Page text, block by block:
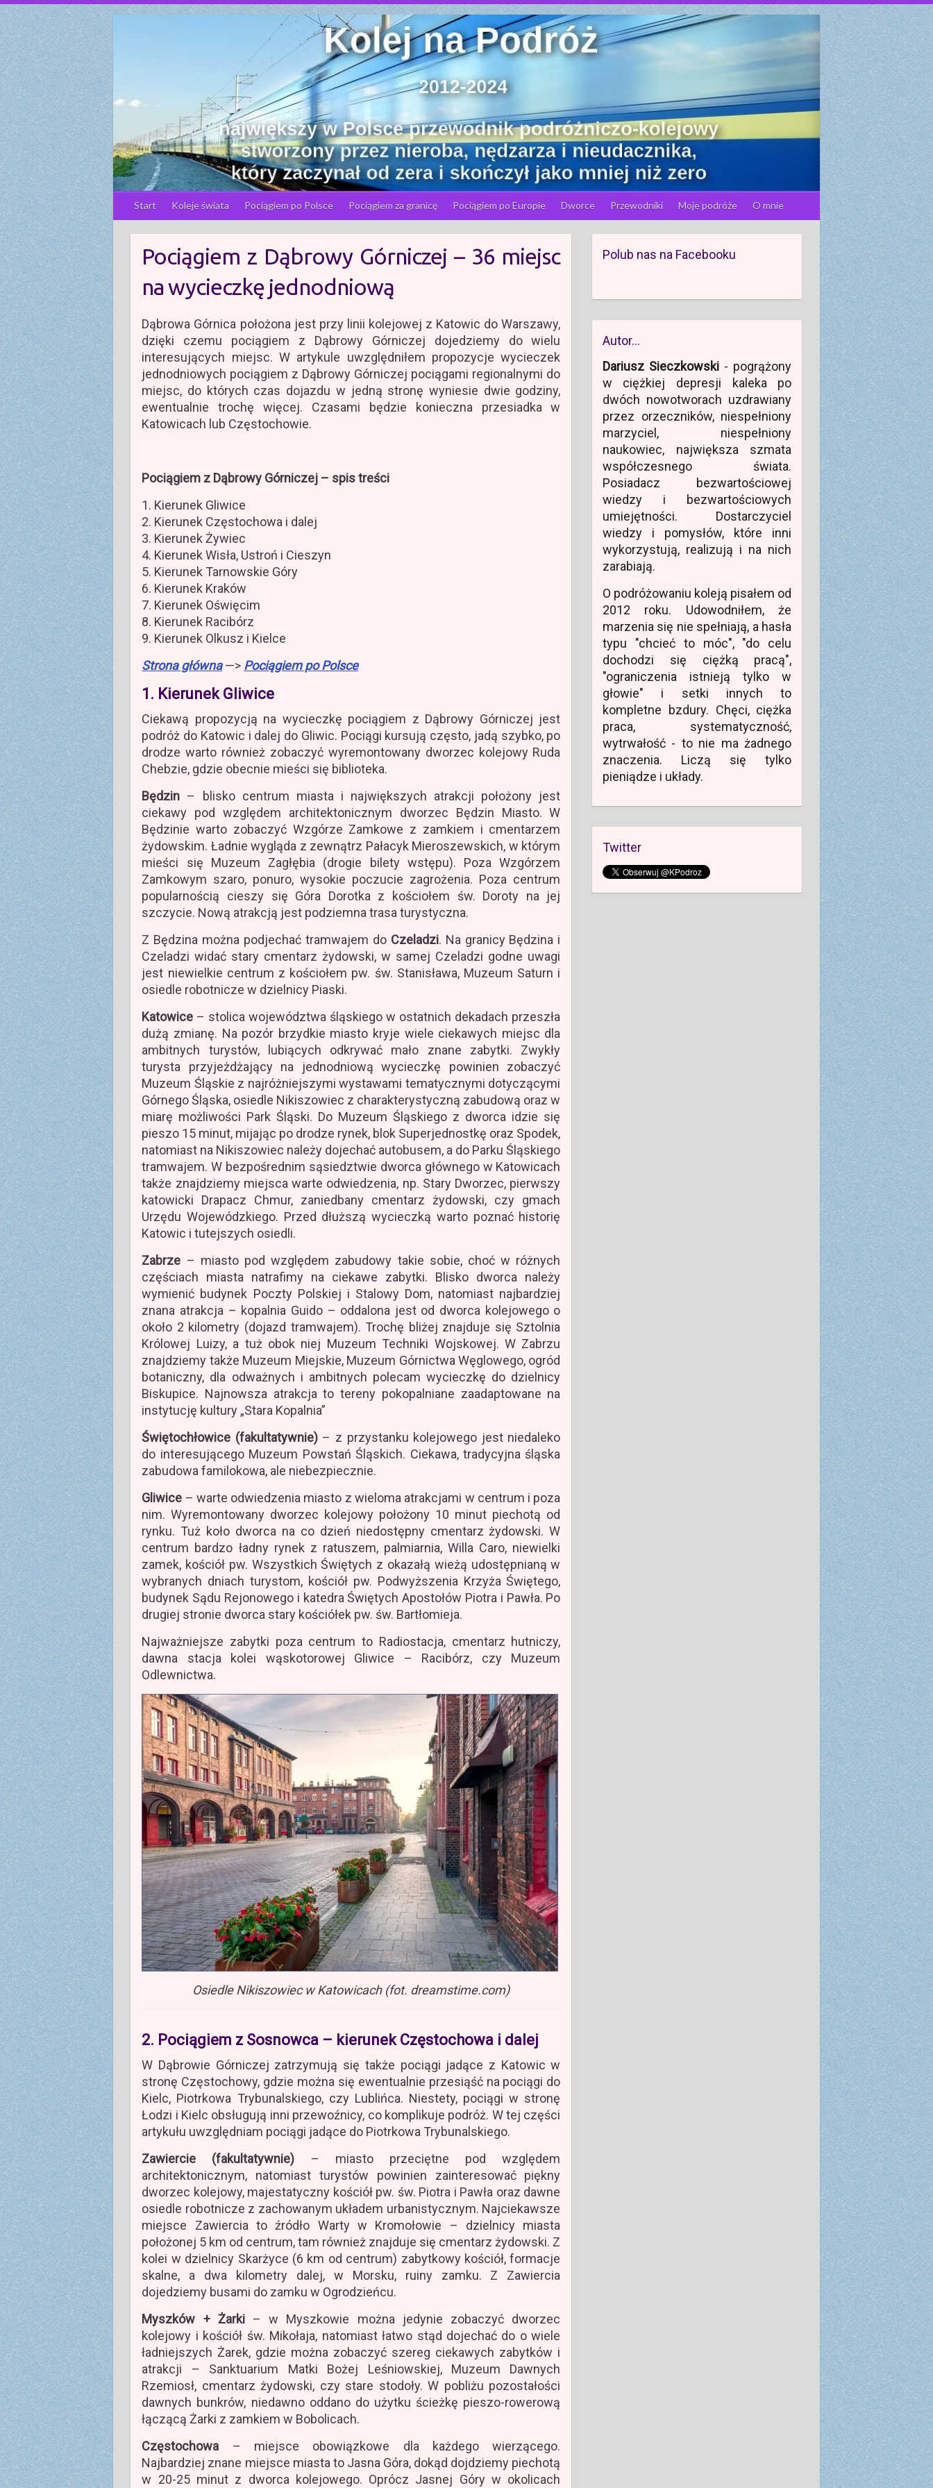
S
k
i
p
t
o
c
o
n
t
e
n
t
Start Koleje świata Pociągiem po Polsce Pociągiem za granicę Pociągiem po Europie Dworce Przewodniki Moje podróże O mnie
Pociągiem z Dąbrowy Górniczej – 36 miejsc
na wycieczkę jednodniową
Dąbrowa Górnica położona jest przy linii kolejowej z Katowic do Warszawy,
dzięki czemu pociągiem z Dąbrowy Górniczej dojedziemy do wielu
interesujących miejsc. W artykule uwzględniłem propozycje wycieczek
jednodniowych pociągiem z Dąbrowy Górniczej pociągami regionalnymi do
miejsc, do których czas dojazdu w jedną stronę wyniesie dwie godziny,
ewentualnie trochę więcej. Czasami będzie konieczna przesiadka w
Katowicach lub Częstochowie.
Pociągiem z Dąbrowy Górniczej – spis treści
1. Kierunek Gliwice
2. Kierunek Częstochowa i dalej
3. Kierunek Żywiec
4. Kierunek Wisła, Ustroń i Cieszyn
5. Kierunek Tarnowskie Góry
6. Kierunek Kraków
7. Kierunek Oświęcim
8. Kierunek Racibórz
9. Kierunek Olkusz i Kielce
Strona główna—> Pociągiem po Polsce
1. Kierunek Gliwice
Ciekawą propozycją na wycieczkę pociągiem z Dąbrowy Górniczej jest
podróż do Katowic i dalej do Gliwic. Pociągi kursują często, jadą szybko, po
drodze warto również zobaczyć wyremontowany dworzec kolejowy Ruda
Chebzie, gdzie obecnie mieści się biblioteka.
Będzin – blisko centrum miasta i największych atrakcji położony jest
ciekawy pod względem architektonicznym dworzec Będzin Miasto. W
Będzinie warto zobaczyć Wzgórze Zamkowe z zamkiem i cmentarzem
żydowskim. Ładnie wygląda z zewnątrz Pałacyk Mieroszewskich, w którym
mieści się Muzeum Zagłębia (drogie bilety wstępu). Poza Wzgórzem
Zamkowym szaro, ponuro, wysokie poczucie zagrożenia. Poza centrum
popularnością cieszy się Góra Dorotka z kościołem św. Doroty na jej
szczycie. Nową atrakcją jest podziemna trasa turystyczna.
Z Będzina można podjechać tramwajem do Czeladzi. Na granicy Będzina i
Czeladzi widać stary cmentarz żydowski, w samej Czeladzi godne uwagi
jest niewielkie centrum z kościołem pw. św. Stanisława, Muzeum Saturn i
osiedle robotnicze w dzielnicy Piaski.
Katowice – stolica województwa śląskiego w ostatnich dekadach przeszła
dużą zmianę. Na pozór brzydkie miasto kryje wiele ciekawych miejsc dla
ambitnych turystów, lubiących odkrywać mało znane zabytki. Zwykły
turysta przyjeżdżający na jednodniową wycieczkę powinien zobaczyć
Muzeum Śląskie z najróżniejszymi wystawami tematycznymi dotyczącymi
Górnego Śląska, osiedle Nikiszowiec z charakterystyczną zabudową oraz w
miarę możliwości Park Śląski. Do Muzeum Śląskiego z dworca idzie się
pieszo 15 minut, mijając po drodze rynek, blok Superjednostkę oraz Spodek,
natomiast na Nikiszowiec należy dojechać autobusem, a do Parku Śląskiego
tramwajem. W bezpośrednim sąsiedztwie dworca głównego w Katowicach
także znajdziemy miejsca warte odwiedzenia, np. Stary Dworzec, pierwszy
katowicki Drapacz Chmur, zaniedbany cmentarz żydowski, czy gmach
Urzędu Wojewódzkiego. Przed dłuższą wycieczką warto poznać historię
Katowic i tutejszych osiedli.
Zabrze – miasto pod względem zabudowy takie sobie, choć w różnych
częściach miasta natrafimy na ciekawe zabytki. Blisko dworca należy
wymienić budynek Poczty Polskiej i Stalowy Dom, natomiast najbardziej
znana atrakcja – kopalnia Guido – oddalona jest od dworca kolejowego o
około 2 kilometry (dojazd tramwajem). Trochę bliżej znajduje się Sztolnia
Królowej Luizy, a tuż obok niej Muzeum Techniki Wojskowej. W Zabrzu
znajdziemy także Muzeum Miejskie, Muzeum Górnictwa Węglowego, ogród
botaniczny, dla odważnych i ambitnych polecam wycieczkę do dzielnicy
Biskupice. Najnowsza atrakcja to tereny pokopalniane zaadaptowane na
instytucję kultury „Stara Kopalnia”
Świętochłowice (fakultatywnie)– z przystanku kolejowego jest niedaleko
do interesującego Muzeum Powstań Śląskich. Ciekawa, tradycyjna śląska
zabudowa familokowa, ale niebezpiecznie.
Gliwice – warte odwiedzenia miasto z wieloma atrakcjami w centrum i poza
nim. Wyremontowany dworzec kolejowy położony 10 minut piechotą od
rynku. Tuż koło dworca na co dzień niedostępny cmentarz żydowski. W
centrum bardzo ładny rynek z ratuszem, palmiarnia, Willa Caro, niewielki
zamek, kościół pw. Wszystkich Świętych z okazałą wieżą udostępnianą w
wybranych dniach turystom, kościół pw. Podwyższenia Krzyża Świętego,
budynek Sądu Rejonowego i katedra Świętych Apostołów Piotra i Pawła. Po
drugiej stronie dworca stary kościółek pw. św. Bartłomieja.
Najważniejsze zabytki poza centrum to Radiostacja, cmentarz hutniczy,
dawna stacja kolei wąskotorowej Gliwice – Racibórz, czy Muzeum
Odlewnictwa.
Osiedle Nikiszowiec w Katowicach (fot. dreamstime.com)
2. Pociągiem z Sosnowca – kierunek Częstochowa i dalej
W Dąbrowie Górniczej zatrzymują się także pociągi jadące z Katowic w
stronę Częstochowy, gdzie można się ewentualnie przesiąść na pociągi do
Kielc, Piotrkowa Trybunalskiego, czy Lublińca. Niestety, pociągi w stronę
Łodzi i Kielc obsługują inni przewoźnicy, co komplikuje podróż. W tej części
artykułu uwzględniam pociągi jadące do Piotrkowa Trybunalskiego.
Zawiercie (fakultatywnie) – miasto przeciętne pod względem
architektonicznym, natomiast turystów powinien zainteresować piękny
dworzec kolejowy, majestatyczny kościół pw. św. Piotra i Pawła oraz dawne
osiedle robotnicze z zachowanym układem urbanistycznym. Najciekawsze
miejsce Zawiercia to źródło Warty w Kromołowie – dzielnicy miasta
położonej 5 km od centrum, tam również znajduje się cmentarz żydowski. Z
kolei w dzielnicy Skarżyce (6 km od centrum) zabytkowy kościół, formacje
skalne, a dwa kilometry dalej, w Morsku, ruiny zamku. Z Zawiercia
dojedziemy busami do zamku w Ogrodzieńcu.
Myszków + Żarki– w Myszkowie można jedynie zobaczyć dworzec
kolejowy i kościół św. Mikołaja, natomiast łatwo stąd dojechać do o wiele
ładniejszych Żarek, gdzie można zobaczyć szereg ciekawych zabytków i
atrakcji – Sanktuarium Matki Bożej Leśniowskiej, Muzeum Dawnych
Rzemiosł, cmentarz żydowski, czy stare stodoły. W pobliżu pozostałości
dawnych bunkrów, niedawno oddano do użytku ścieżkę pieszo-rowerową
łączącą Żarki z zamkiem w Bobolicach.
Częstochowa – miejsce obowiązkowe dla każdego wierzącego.
Najbardziej znane miejsce miasta to Jasna Góra, dokąd dojdziemy piechotą
w 20-25 minut z dworca kolejowego. Oprócz Jasnej Góry w okolicach
Polub nas na Facebooku
Autor…
Dariusz Sieczkowski - pogrążony
w ciężkiej depresji kaleka po
dwóch nowotworach uzdrawiany
przez orzeczników, niespełniony
marzyciel, niespełniony
naukowiec, największa szmata
współczesnego świata.
Posiadacz bezwartościowej
wiedzy i bezwartościowych
umiejętności. Dostarczyciel
wiedzy i pomysłów, które inni
wykorzystują, realizują i na nich
zarabiają.
O podróżowaniu koleją pisałem od
2012 roku. Udowodniłem, że
marzenia się nie spełniają, a hasła
typu "chcieć to móc", "do celu
dochodzi się ciężką pracą",
"ograniczenia istnieją tylko w
głowie" i setki innych to
kompletne bzdury. Chęci, ciężka
praca, systematyczność,
wytrwałość - to nie ma żadnego
znaczenia. Liczą się tylko
pieniądze i układy.
Twitter